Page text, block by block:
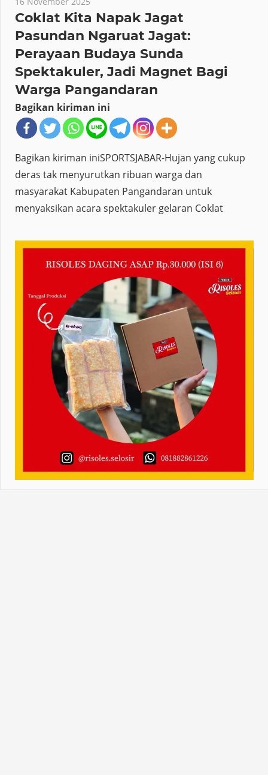
Coklat Kita Napak Jagat
Pasundan Ngaruat Jagat:
Perayaan Budaya Sunda
Spektakuler, Jadi Magnet Bagi
Warga Pangandaran
Bagikan kiriman ini
Bagikan kiriman iniSPORTSJABAR-Hujan yang cukup
deras tak menyurutkan ribuan warga dan
masyarakat Kabupaten Pangandaran untuk
menyaksikan acara spektakuler gelaran Coklat